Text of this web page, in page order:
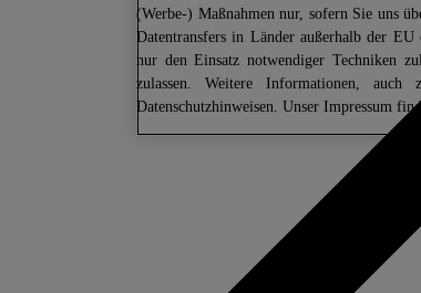
(Werbe-) Maßnahmen nur, sofern Sie uns
Datentransfers in Länder außerhalb der EU
nur den Einsatz notwendiger Techniken
zulassen. Weitere Informationen,
Datenschutzhinweisen. Unser Impressum